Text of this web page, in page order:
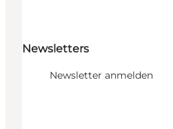
Newsletters
Newsletter anmelden